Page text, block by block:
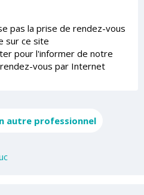
pas la prise de rendez-vous
sur ce site
pour l'informer de notre
vous par Internet
autre professionnel